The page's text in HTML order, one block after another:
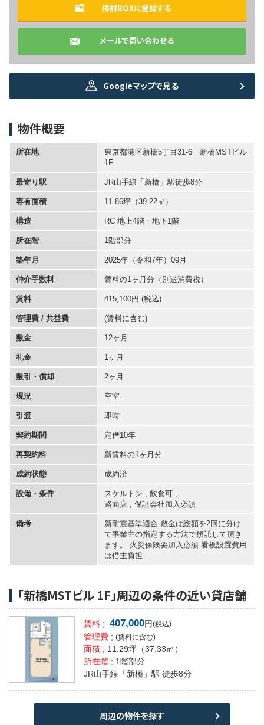
検討BOXに登録する
メールで問い合わせる
Googleマップで見る
物件概要
所在地
東京都港区新橋5丁目31-6 新橋MSTビル
1F
最寄り駅 JR山手線「新橋」駅徒歩8分
専有面積 11.86坪 （39.22㎡）
構造 RC 地上4階・地下1階
所在階 1階部分
築年月 2025年（令和7年）09月
仲介手数料 賃料の1ヶ月分（別途消費税）
賃料 415,100円 (税込)
管理費 / 共益費 (賃料に含む)
敷金 12ヶ月
礼金 1ヶ月
敷引・償却 2ヶ月
現況 空室
引渡 即時
契約期間 定借10年
再契約料 新賃料の1ヶ月分
成約状態 成約済
設備・条件
スケルトン , 飲食可 ,
路面店
保証会社加入必須
備考
新耐震基準適合 敷金は総額を2回に分け
て事業主の指定する方法で預託して頂き
ます。 火災保険要加入必須 看板設置費用
は借主負担
「新橋MSTビル 1F」周辺の条件の近い貸店舗
賃料 ; 407,000円(税込)
管理費 ; (賃料に含む)
面積 ; 11.29坪 （37.33㎡）
所在階 ; 1階部分
JR山手線「新橋」駅 徒歩8分
周辺の物件を探す